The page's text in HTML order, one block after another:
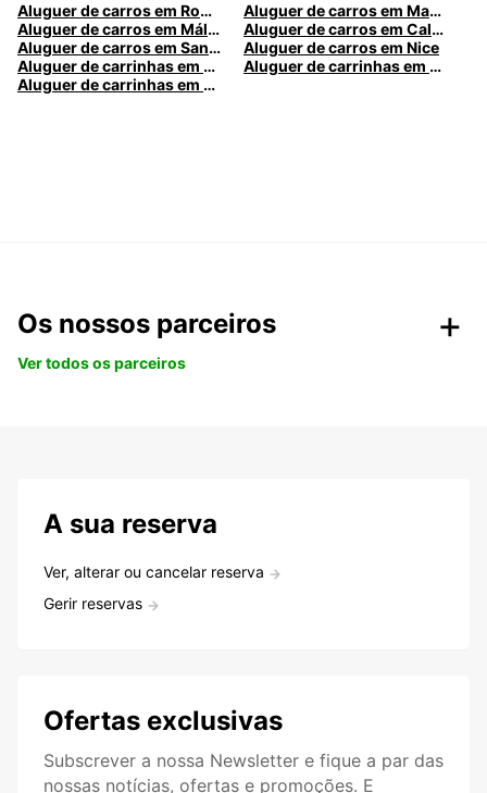
Aluguer de carros em Roma
Aluguer de carros em Madrid
Aluguer de carros em Málaga
Aluguer de carros em Caldas da Rainha
Aluguer de carros em Santa Maria da Feira
Aluguer de carros em Nice
Aluguer de carrinhas em Nice
Aluguer de carrinhas em Santa Maria da Feira
Aluguer de carrinhas em Caldas da Rainha
Os nossos parceiros
Ver todos os parceiros
A sua reserva
Ver, alterar ou cancelar reserva
Gerir reservas
Ofertas exclusivas
Subscrever a nossa Newsletter e fique a par das
nossas notícias, ofertas e promoções. E